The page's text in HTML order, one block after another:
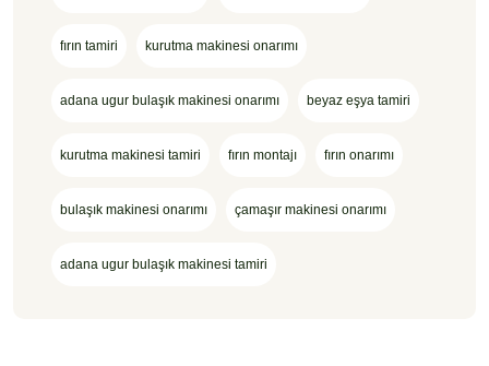
fırın tamiri kurutma makinesi onarımı
adana ugur bulaşık makinesi onarımı beyaz eşya tamiri
kurutma makinesi tamiri fırın montajı fırın onarımı
bulaşık makinesi onarımı çamaşır makinesi onarımı
adana ugur bulaşık makinesi tamiri